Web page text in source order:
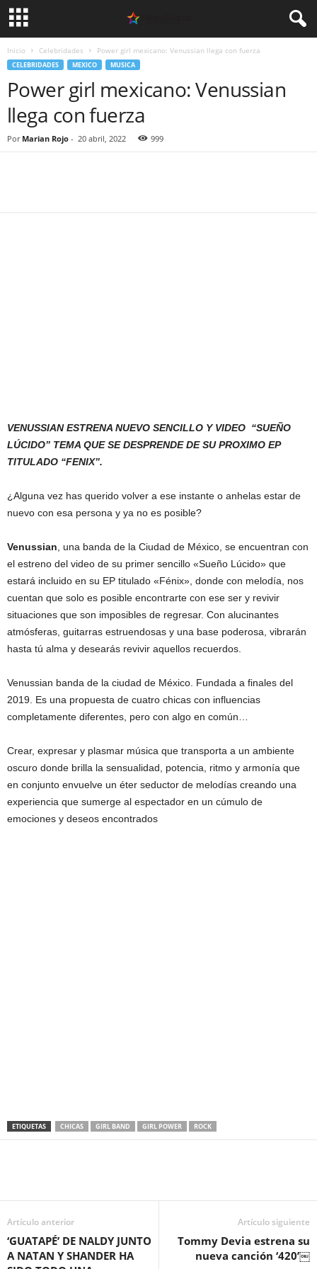
Inicio Celebridades Power girl mexicano: Venussian llega con fuerza
CELEBRIDADES MEXICO MUSICA
Power girl mexicano: Venussian
llega con fuerza
Por Marian Rojo - 20 abril, 2022 999
VENUSSIAN ESTRENA NUEVO SENCILLO Y VIDEO “SUEÑO
LÚCIDO” TEMA QUE SE DESPRENDE DE SU PROXIMO EP
TITULADO “FENIX”.
¿Alguna vez has querido volver a ese instante o anhelas estar de
nuevo con esa persona y ya no es posible?
Venussian , una banda de la Ciudad de México, se encuentran con
el estreno del video de su primer sencillo «Sueño Lúcido» que
estará incluido en su EP titulado «Fénix», donde con melodía, nos
cuentan que solo es posible encontrarte con ese ser y revivir
situaciones que son imposibles de regresar. Con alucinantes
atmósferas, guitarras estruendosas y una base poderosa, vibrarán
hasta tú alma y desearás revivir aquellos recuerdos.
Venussian banda de la ciudad de México. Fundada a finales del
2019. Es una propuesta de cuatro chicas con influencias
completamente diferentes, pero con algo en común…
Crear, expresar y plasmar música que transporta a un ambiente
oscuro donde brilla la sensualidad, potencia, ritmo y armonía que
en conjunto envuelve un éter seductor de melodías creando una
experiencia que sumerge al espectador en un cúmulo de
emociones y deseos encontrados
ETIQUETAS CHICAS GIRL BAND GIRL POWER ROCK
Artículo anterior
‘GUATAPÉ’ DE NALDY JUNTO
A NATAN Y SHANDER HA
Artículo siguiente
Tommy Devia estrena su
nueva canción ‘420’￼